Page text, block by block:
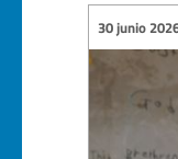
30 junio